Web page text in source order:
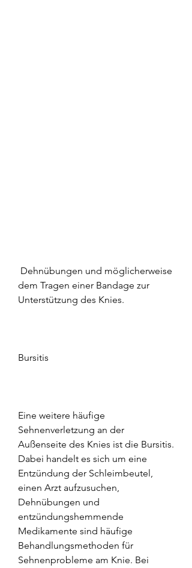
dem Tragen einer Bandage zur
Unterstützung des Knies.
Bursitis
Eine weitere häufige
Sehnenverletzung an der
Außenseite des Knies ist die Bursitis.
Dabei handelt es sich um eine
Entzündung der Schleimbeutel,
einen Arzt aufzusuchen,
Dehnübungen und
entzündungshemmende
Medikamente sind häufige
Behandlungsmethoden für
Sehnenprobleme am Knie. Bei